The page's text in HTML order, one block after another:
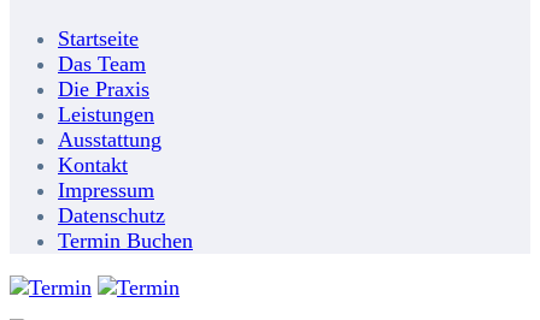
Startseite
Das Team
Die Praxis
Leistungen
Ausstattung
Kontakt
Impressum
Datenschutz
Termin Buchen